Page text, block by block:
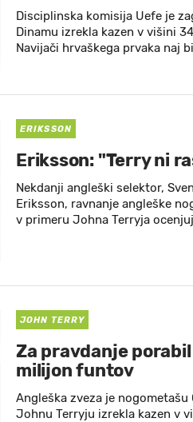
Disciplinska komisija Uefe je
Dinamu izrekla kazen v višini
Navijači hrvaškega prvaka naj
ERIKSSON
Eriksson: "Terry ni
Nekdanji angleški selektor,
Eriksson, ravnanje angleške
v primeru Johna Terryja
JOHN TERRY
Za pravdanje
milijon funtov
Angleška zveza je nogometašu
Johnu Terryju izrekla kazen v